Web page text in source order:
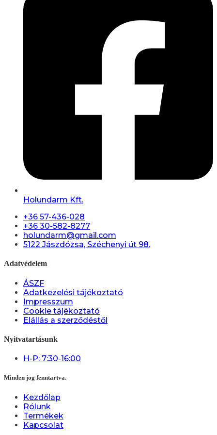
Holundarm Kft.
+36 57-436-028
+36 30-582-8277
holundarm@gmail.com
5122 Jászdózsa, Széchenyi út 98.
Adatvédelem
ÁSZF
Adatkezelési tájékoztató
Impresszum
Cookie tájékoztató
Elállás a szerződéstől
Nyitvatartásunk
H-P: 7:30-16:00
Minden jog fenntartva.
Kezdőlap
Rólunk
Termékek
Kapcsolat